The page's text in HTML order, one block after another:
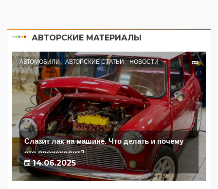
АВТОРСКИЕ МАТЕРИАЛЫ
АВТОМОБИЛИ АВТОРСКИЕ СТАТЬИ НОВОСТИ
Слазит лак на машине. Что делать и почему
это происходит?
14.06.2025